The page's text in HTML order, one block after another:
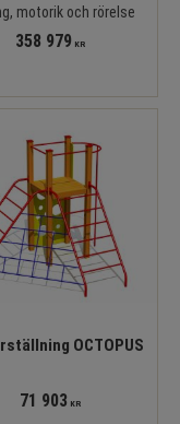
motorik och rörelse
358 979 KR
OCTOPUS
71 903 KR